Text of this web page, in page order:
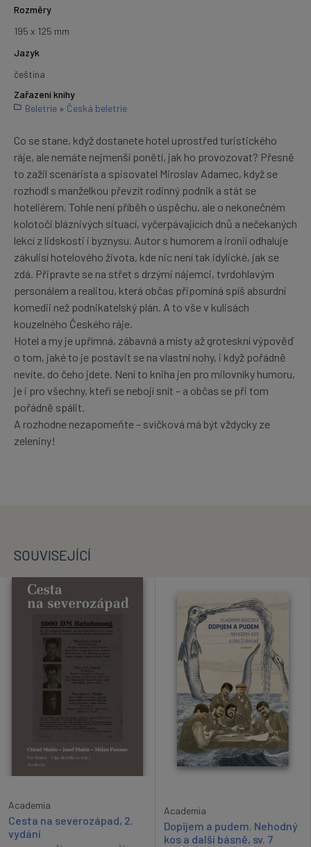
Rozměry
195 x 125 mm
Jazyk
čeština
Zařazení knihy
Beletrie » Česká beletrie
Co se stane, když dostanete hotel uprostřed turistického
ráje, ale nemáte nejmenší ponětí, jak ho provozovat? Přesně
to zažil scenárista a spisovatel Miroslav Adamec, když se
rozhodl s manželkou převzít rodinný podnik a stát se
hoteliérem. Tohle není příběh o úspěchu, ale o nekonečném
kolotoči bláznivých situací, vyčerpávajících dnů a nečekaných
lekcí z lidskosti i byznysu. Autor s humorem a ironií odhaluje
zákulisí hotelového života, kde nic není tak idylické, jak se
zdá. Připravte se na střet s drzými nájemci, tvrdohlavým
personálem a realitou, která občas připomíná spíš absurdní
komedii než podnikatelský plán. A to vše v kulisách
kouzelného Českého ráje.
Hotel a my je upřímná, zábavná a místy až groteskní výpověď
o tom, jaké to je postavit se na vlastní nohy, i když pořádně
nevíte, do čeho jdete. Není to kniha jen pro milovníky humoru,
je i pro všechny, kteří se nebojí snít – a občas se při tom
pořádně spálit.
A rozhodne nezapomeňte – svíčková má být vždycky ze
zeleniny!
SOUVISEJÍCÍ
Academia
Cesta na severozápad, 2.
vydání
Academia
Dopijem a pudem. Nehodný
kos a další básně, sv. 7